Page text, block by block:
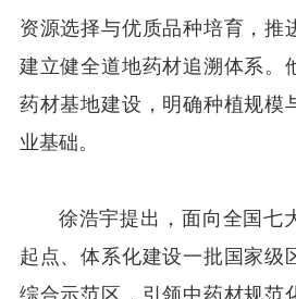
资源选择与优质品种培育，推
建立健全道地药材追溯体系。
药材基地建设，明确种植规模
业基础。
徐浩宇提出，面向全国七
起点、体系化建设一批国家级
综合示范区，引领中药材规范